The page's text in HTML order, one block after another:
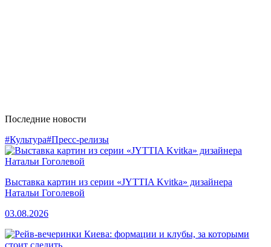
Последние новости
#Культура#Пресс-релизы
Выставка картин из серии «JYTTIA Kvitka» дизайнера
Натальи Гоголевой
03.08.2026